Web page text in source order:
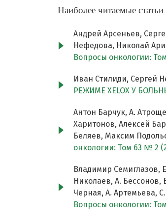
Наиболее читаемые
Андрей Арсеньев,
Нефедова, Николай
Вопросы онкологии:
Иван Стилиди, Сергей
РЕЖИМЕ XELOX У
Антон Барчук, А.
Харитонов, Алексей
Беляев, Максим
онкологии: Том 63 № 2
Владимир Семиглазов,
Николаев, А. Бессонов,
Черная, А. Артемьева,
Вопросы онкологии: